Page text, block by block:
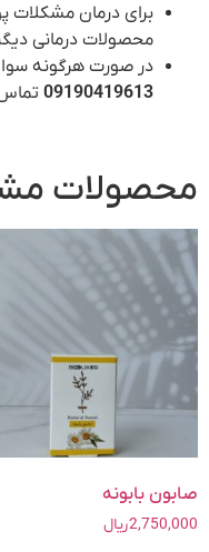
برای درمان مشکلات
محصولات درمانی
در صورت هرگونه
09190419613
محصولات
صابون بابونه
2,750,000ریال